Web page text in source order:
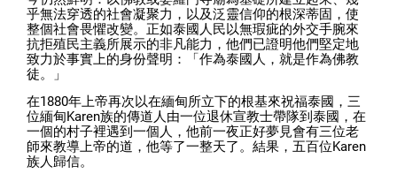
乎無法穿透的社會凝聚力，以及泛靈信仰的根深蒂固，使
整個社會畏懼改變。正如泰國人民以無瑕疵的外交手腕來
抗拒殖民主義所展示的非凡能力，他們已證明他們堅定地
致力於事實上的身份聲明：「作為泰國人，就是作為佛教
徒。」
在1880年上帝再次以在緬甸所立下的根基來祝福泰國，三
位緬甸Karen族的傳道人由一位退休宣教士帶隊到泰國，在
一個的村子裡遇到一個人，他前一夜正好夢見會有三位老
師來教導上帝的道，他等了一整天了。結果，五百位Karen
族人歸信。